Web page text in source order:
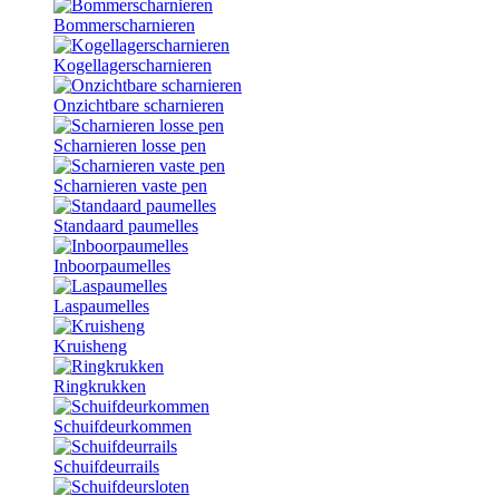
Bommerscharnieren
Kogellagerscharnieren
Onzichtbare scharnieren
Scharnieren losse pen
Scharnieren vaste pen
Standaard paumelles
Inboorpaumelles
Laspaumelles
Kruisheng
Ringkrukken
Schuifdeurkommen
Schuifdeurrails